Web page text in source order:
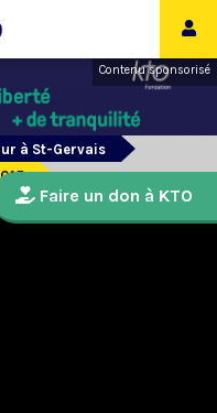
Contenu sponsorisé
à St-Gervais
Faire un don à KTO